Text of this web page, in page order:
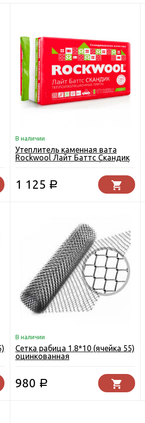
В наличии
Утеплитель каменная вата
Rockwool Лайт Баттс Скандик
800х600х100 мм 6 шт (2,88 м2)
1 125 Р
В наличии
Сетка рабица 1.8*10 (ячейка 55)
оцинкованная
980 Р